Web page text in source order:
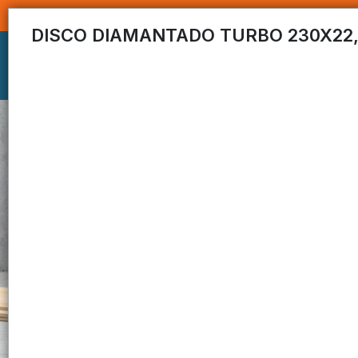
DISCO DIAMANTADO TURBO